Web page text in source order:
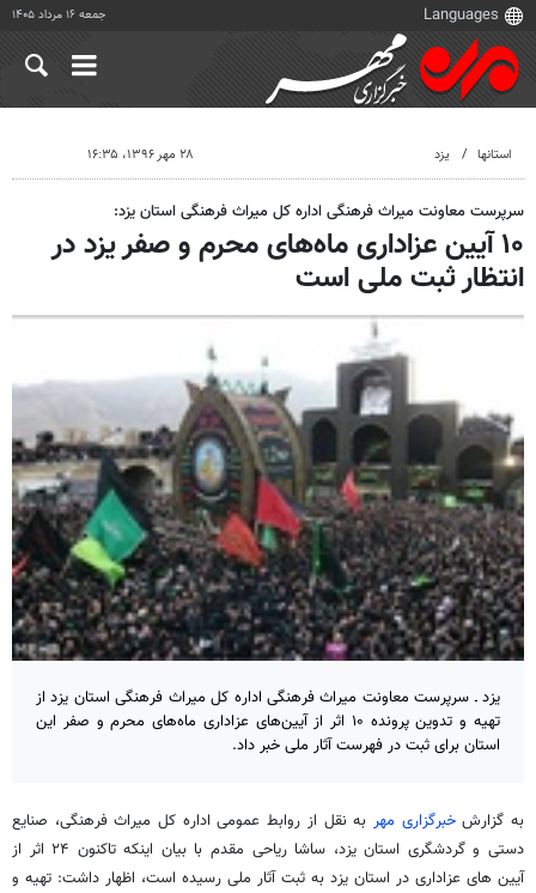
جمعه ۱۶ مرداد ۱۴۰۵
استانها یزد ۲۸ مهر ۱۳۹۶، ۱۶:۳۵
سرپرست معاونت میراث فرهنگی اداره کل میراث فرهنگی استان یزد:
۱۰ آیین عزاداری ماه‌های محرم و صفر یزد در
انتظار ثبت ملی است
یزد ـ سرپرست معاونت میراث فرهنگی اداره کل میراث فرهنگی استان یزد از
تهیه و تدوین پرونده ۱۰ اثر از آیین‌های عزاداری ماه‌های محرم و صفر این
استان برای ثبت در فهرست آثار ملی خبر داد.
به گزارشخبرگزاری مهر به نقل از روابط عمومی اداره کل میراث فرهنگی، صنایع
دستی و گردشگری استان یزد، ساشا ریاحی مقدم با بیان اینکه تاکنون ۲۴ اثر از
آیین های عزاداری در استان یزد به ثبت آثار ملی رسیده است، اظهار داشت: تهیه و